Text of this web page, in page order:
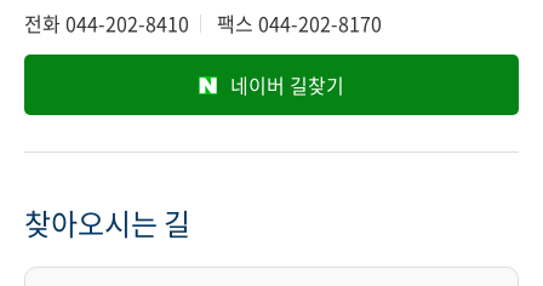
전화044-202-8410 팩스 044-202-8170
네이버 길찾기
찾아오시는 길